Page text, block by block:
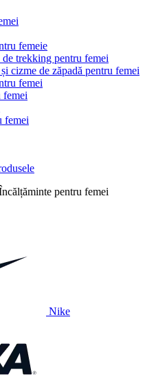
femeie
trekking pentru femei
cizme de zăpadă pentru femei
femei
femei
femei
pentru femei
Nike